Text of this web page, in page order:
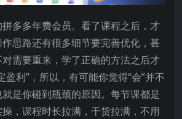
拼多多年费会员。看了课程之后，才
思路还有很多细节要完善优化，甚
需要重来，学了正确的方法之后才
盈利”，所以，有可能你觉得“会”并不
是你碰到瓶颈的原因。每节课都是
，课程时长拉满，干货拉满，不用